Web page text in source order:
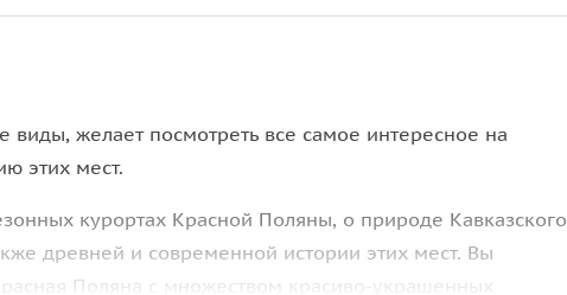
виды, желает посмотреть все самое интересное на
этих мест.
курортах Красной Поляны, о природе Кавказского
древней и современной истории этих мест. Вы
Поляна с множеством красиво-украшенных